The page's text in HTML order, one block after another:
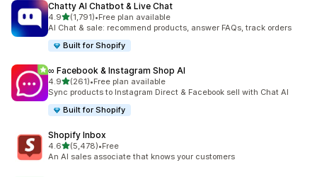
Chatty AI Chatbot & Live Chat
4.9滿分 5 顆星
(1,791)
共有 1791 則評價
•Free plan available
AI Chat & sale: recommend products, answer FAQs, track orders
Built for Shopify
∞ Facebook & Instagram Shop AI
4.9滿分 5 顆星
(261)
共有 261 則評價
•Free plan available
Sync products to Instagram Direct & Facebook sell with Chat AI
Built for Shopify
Shopify Inbox
4.6滿分 5 顆星
(5,478)
共有 5478 則評價
•Free
An AI sales associate that knows your customers